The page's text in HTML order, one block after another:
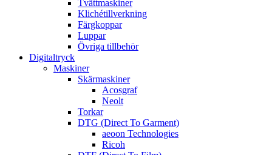
Tvättmaskiner
Klichétillverkning
Färgkoppar
Luppar
Övriga tillbehör
Digitaltryck
Maskiner
Skärmaskiner
Acosgraf
Neolt
Torkar
DTG (Direct To Garment)
aeoon Technologies
Ricoh